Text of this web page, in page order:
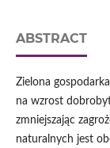
ABSTRACT
Zielona
na wzrost
zmniejszając
naturalnych jest